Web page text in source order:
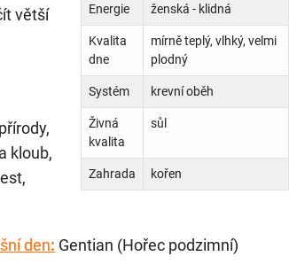
Energie ženská - klidná
Kvalita
dne
mírně teplý, vlhký, velmi
plodný
Systém krevní oběh
Živná
kvalita
sůl
Zahrada kořen
větší
kloub,
den: Gentian (Hořec podzimní)